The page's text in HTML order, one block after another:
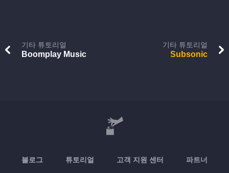
기타 튜토리얼
Boomplay Music
기타 튜토리얼
Subsonic
블로그 튜토리얼 고객 지원 센터 파트너